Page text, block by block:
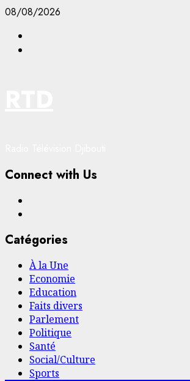
Aller
contenu
08/08/2026
Connect with Us
Catégories
À la Une
Economie
Education
Faits divers
Parlement
Politique
Santé
Social/Culture
Sports